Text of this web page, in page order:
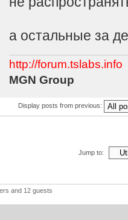
а остальные за
http://forum.tslabs.info
MGN Group
Display posts from previous:
Jump to:
and 12 guests